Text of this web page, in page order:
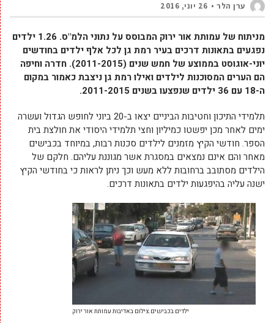
ערן הלר 26 יוני, 2016
מניתוח של עמותת אור ירוק המבוסס על נתוני הלמ"ס. 1.26 ילדים
נפגעים בתאונות דרכים בעיר רמת גן לכל אלף ילדים בחודשים
יוני-אוגוסט בממוצע של חמש שנים (2011-2015). חדרה וחיפה
הם הערים המסוכנות לילדים ואילו רמת גן ניצבת כאמור במקום
ה-18 עם 36 ילדים שנפצעו בשנים 2011-2015.
תלמידי התיכון וחטיבות הביניים יצאו ב-20 ביוני לחופש הגדול ועשרה
ימים לאחר מכן יפשטו כמיליון וחצי תלמידי היסודי את חולצת בית
הספר. חודשי הקיץ מזמנים לילדים סכנות רבות, במיוחד בכבישים
מאחר והם אינם נמצאים במסגרת אשר מגוננת עליהם. חלקם של
הילדים מסתובב ברחובות ללא מעש וכך ניתן לראות כי בחודשי הקיץ
ישנה עליה בהיפגעות ילדים בתאונות דרכים.
ילדים בכבישים.צילום באדיבות עמותת אור ירוק